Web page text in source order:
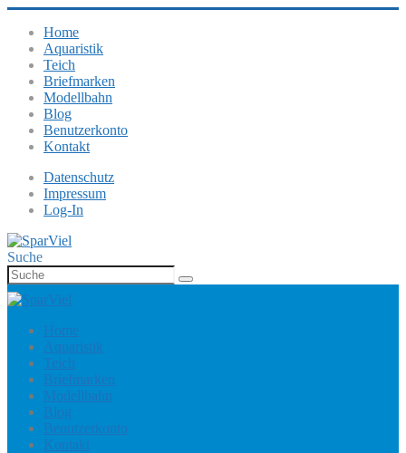
Home
Aquaristik
Teich
Briefmarken
Modellbahn
Blog
Benutzerkonto
Kontakt
Datenschutz
Impressum
Log-In
Suche
Home
Aquaristik
Teich
Briefmarken
Modellbahn
Blog
Benutzerkonto
Kontakt